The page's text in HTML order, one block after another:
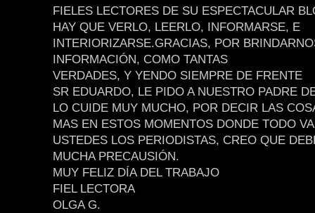
FIELES LECTORES DE SU ESPECTACULAR
HAY QUE VERLO, LEERLO, INFORMARSE, E
INTERIORIZARSE.GRACIAS, POR
INFORMACIÓN, COMO TANTAS
VERDADES, Y YENDO SIEMPRE DE FRENTE
SR EDUARDO, LE PIDO A NUESTRO PADRE
LO CUIDE MUY MUCHO, POR DECIR LAS
MAS EN ESTOS MOMENTOS DONDE TODO
USTEDES LOS PERIODISTAS, CREO QUE
MUCHA PRECAUSIÓN.
MUY FELIZ DÍA DEL TRABAJO
FIEL LECTORA
OLGA G.